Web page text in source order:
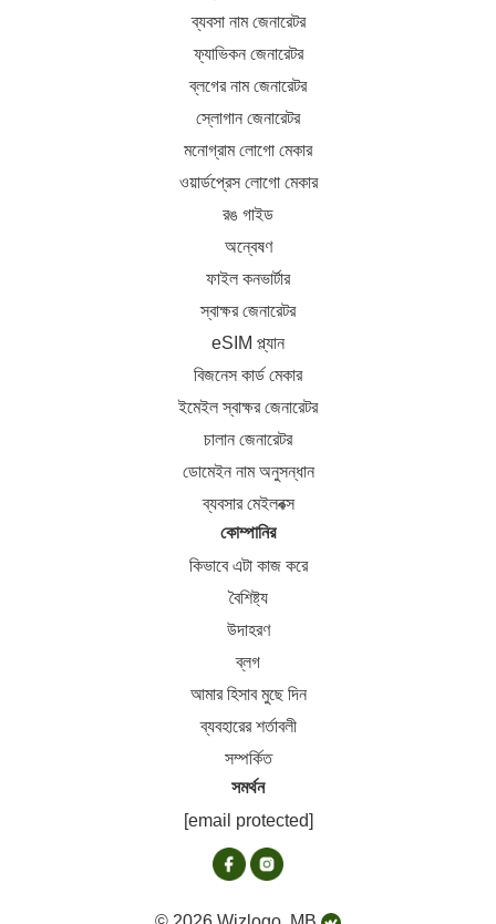
ব্যবসা নাম জেনারেটর
ফ্যাভিকন জেনারেটর
ব্লগের নাম জেনারেটর
স্লোগান জেনারেটর
মনোগ্রাম লোগো মেকার
ওয়ার্ডপ্রেস লোগো মেকার
রঙ গাইড
অন্বেষণ
ফাইল কনভার্টার
স্বাক্ষর জেনারেটর
eSIM প্ল্যান
বিজনেস কার্ড মেকার
ইমেইল স্বাক্ষর জেনারেটর
চালান জেনারেটর
ডোমেইন নাম অনুসন্ধান
ব্যবসার মেইলবক্স
কোম্পানির
কিভাবে এটা কাজ করে
বৈশিষ্ট্য
উদাহরণ
ব্লগ
আমার হিসাব মুছে দিন
ব্যবহারের শর্তাবলী
সম্পর্কিত
সমর্থন
[email protected]